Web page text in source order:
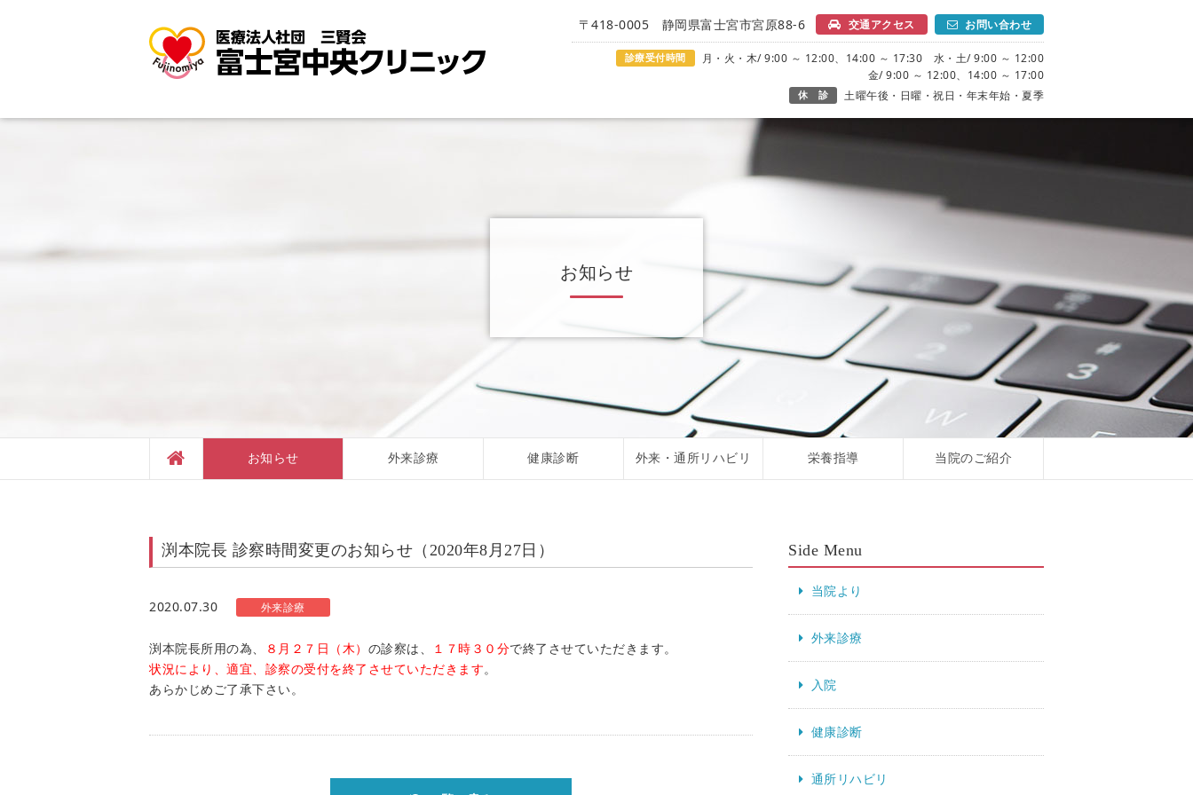
〒418-0005 静岡県富士宮市宮原88-6 交通アクセス お問い合わせ
診療受付時間
月・火・木/ 9:00 ～ 12:00、14:00 ～ 17:30 水・土/ 9:00 ～ 12:00
金/ 9:00 ～ 12:00、14:00 ～ 17:00
休 診 土曜午後・日曜・祝日・年末年始・夏季
お知らせ
お知らせ 外来診療 健康診断 外来・通所リハビリ 栄養指導 当院のご紹介
渕本院長 診察時間変更のお知らせ（2020年8月27日）
2020.07.30 外来診療
渕本院長所用の為、 ８月２７日（木） の診察は、 １７時３０分で終了させていただきます。
状況により、適宜、診察の受付を終了させていただきます。
あらかじめご了承下さい。
Side Menu
当院より
外来診療
入院
健康診断
通所リハビリ